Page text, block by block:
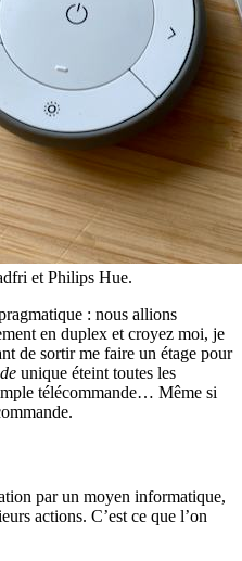
et Philips Hue.
: nous allions
en duplex et croyez moi, je
de sortir me faire un étage pour
unique éteint toutes les
télécommande… Même si
par un moyen informatique,
actions. C’est ce que l’on